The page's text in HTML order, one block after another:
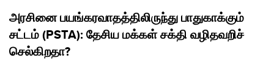
அரசினை பயங்கரவாதத்திலிருந்து பாதுகாக்கும்
சட்டம் (PSTA): தேசிய மக்கள் சக்தி வழிதவறிச்
செல்கிறதா?